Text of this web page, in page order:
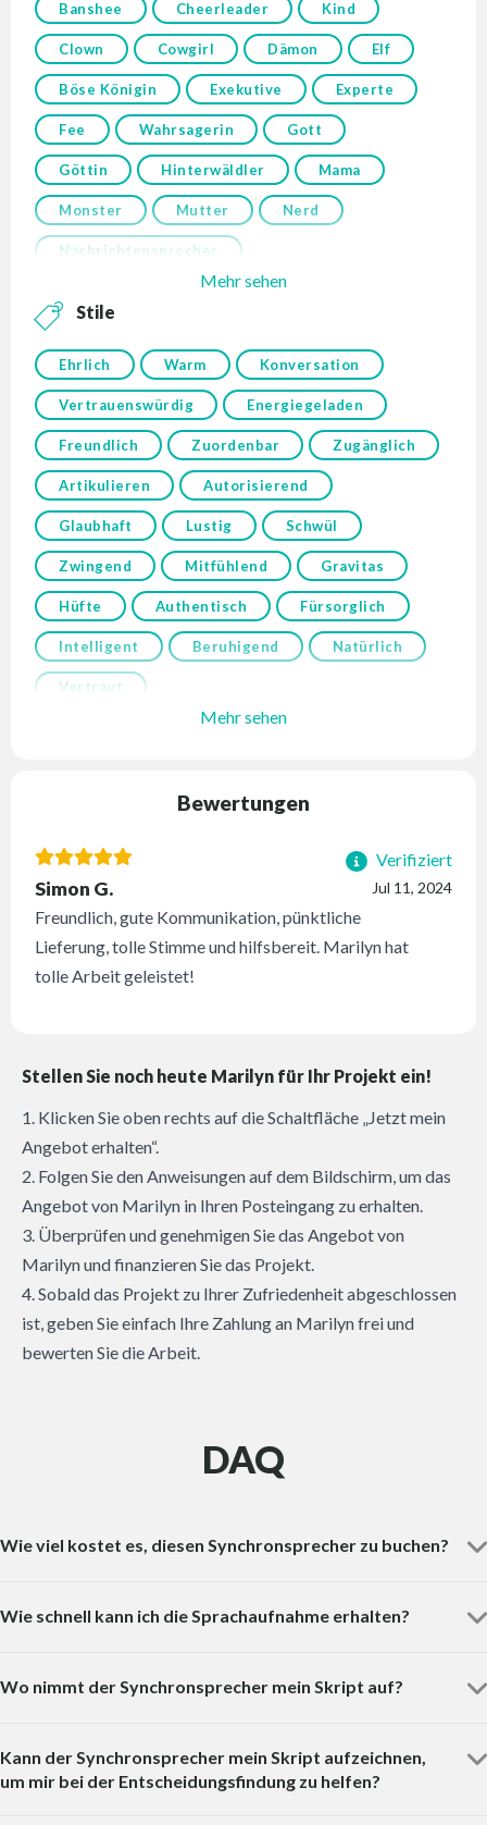
Banshee Cheerleader Kind
Clown Cowgirl Dämon Elf
Böse Königin Exekutive Experte
Fee Wahrsagerin Gott
Göttin Hinterwäldler Mama
Monster Mutter Nerd
Nachrichtensprecher
Mehr sehen
Stile
Ehrlich Warm Konversation
Vertrauenswürdig Energiegeladen
Freundlich Zuordenbar Zugänglich
Artikulieren Autorisierend
Glaubhaft Lustig Schwül
Zwingend Mitfühlend Gravitas
Hüfte Authentisch Fürsorglich
Intelligent Beruhigend Natürlich
Vertraut
Mehr sehen
Bewertungen
Verifiziert
Jul 11, 2024
Simon G.
Freundlich, gute Kommunikation, pünktliche
Lieferung, tolle Stimme und hilfsbereit. Marilyn hat
tolle Arbeit geleistet!
Stellen Sie noch heute Marilyn für Ihr Projekt ein!
1. Klicken Sie oben rechts auf die Schaltfläche „Jetzt mein
Angebot erhalten“.
2. Folgen Sie den Anweisungen auf dem Bildschirm, um das
Angebot von Marilyn in Ihren Posteingang zu erhalten.
3. Überprüfen und genehmigen Sie das Angebot von
Marilyn und finanzieren Sie das Projekt.
4. Sobald das Projekt zu Ihrer Zufriedenheit abgeschlossen
ist, geben Sie einfach Ihre Zahlung an Marilyn frei und
bewerten Sie die Arbeit.
DAQ
Wie viel kostet es, diesen Synchronsprecher zu buchen?
Wie schnell kann ich die Sprachaufnahme erhalten?
Wo nimmt der Synchronsprecher mein Skript auf?
Kann der Synchronsprecher mein Skript aufzeichnen,
um mir bei der Entscheidungsfindung zu helfen?